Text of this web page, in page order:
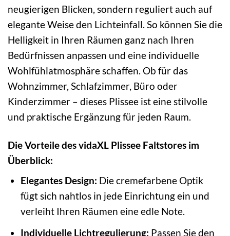
neugierigen Blicken, sondern reguliert auch auf
elegante Weise den Lichteinfall. So können Sie die
Helligkeit in Ihren Räumen ganz nach Ihren
Bedürfnissen anpassen und eine individuelle
Wohlfühlatmosphäre schaffen. Ob für das
Wohnzimmer, Schlafzimmer, Büro oder
Kinderzimmer – dieses Plissee ist eine stilvolle
und praktische Ergänzung für jeden Raum.
Die Vorteile des vidaXL Plissee Faltstores im
Überblick:
Elegantes Design: Die cremefarbene Optik
fügt sich nahtlos in jede Einrichtung ein und
verleiht Ihren Räumen eine edle Note.
Individuelle Lichtregulierung: Passen Sie den